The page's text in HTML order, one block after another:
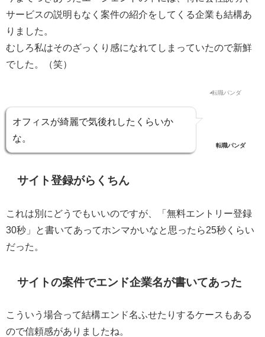
サービスの説明もなく案件の紹介をしてくる企業も結構あ
りました。
むしろ私はそのざっくり感になれてしまっていたので新鮮
でした。（笑）
オフィスが綺麗で気後れしたくらいか
な。
転職パンダ
サイト登録がらくちん
これは別にどうでもいいのですが、「無料エントリー登録
30秒」と書いてあってホンマかいなと思ったら25秒くらい
だった。
サイトの案件でエンド企業名が書いてあった
こういう場合って結構エンド名ふせたりするケースもある
ので信頼感がありましたね。